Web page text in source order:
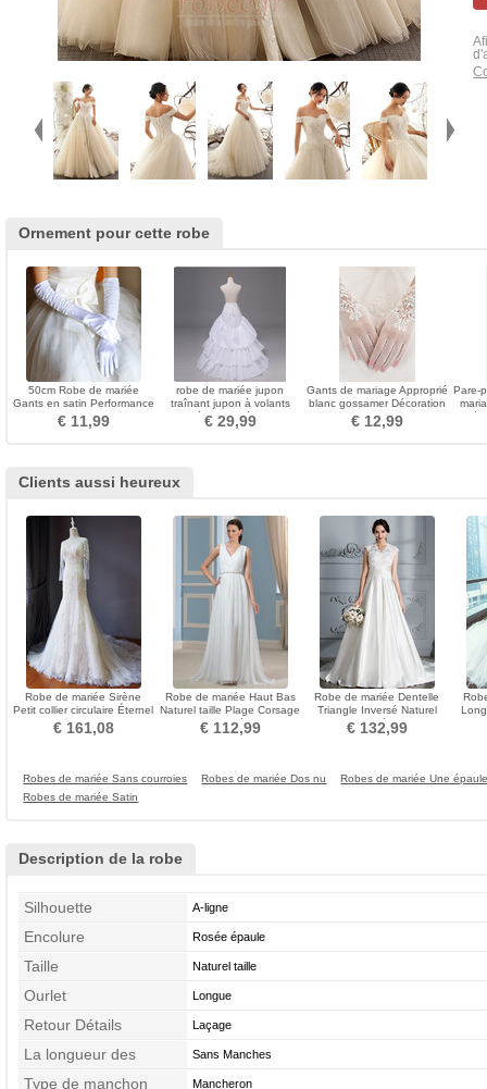
Ornement pour cette robe
50cm Robe de mariée
Gants en satin Performance
Stage Performance Gants
longs Femmes
€ 11,99
robe de mariée jupon
traînant jupon à volants
taille élastique église de
mariage grand jupon
€ 29,99
Gants de mariage Approprié
blanc gossamer Décoration
Doigt entier
€ 12,99
Pare-
tissé
Clients aussi heureux
Robe de mariée Sirène
Petit collier circulaire Éternel
Tribunal train
€ 161,08
Robe de mariée Haut Bas
Naturel taille Plage Corsage
plissé
€ 112,99
Robe de mariée Dentelle
Triangle Inversé Naturel
taille Elégant
€ 132,99
Robes de mariée Sans courroies Robes de mariée Dos nu
Robes de mariée Une
Robes de mariée Satin
Description de la robe
Silhouette A-ligne
Encolure Rosée épaule
Taille Naturel taille
Ourlet Longue
Retour Détails Laçage
La longueur des
manches
Sans Manches
Type de manchon Mancheron